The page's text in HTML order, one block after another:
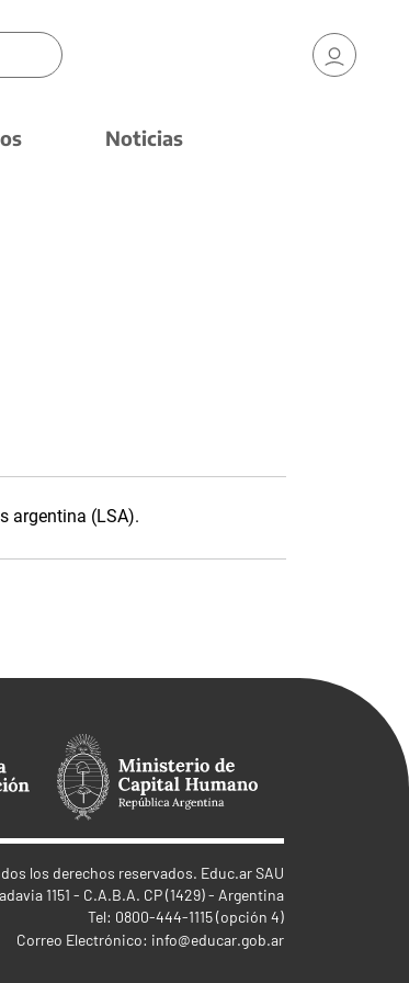
Noticias
argentina (LSA).
los derechos reservados. Educ.ar SAU
1151 - C.A.B.A. CP (1429) - Argentina
Tel: 0800-444-1115 (opción 4)
Correo Electrónico: info@educar.gob.ar